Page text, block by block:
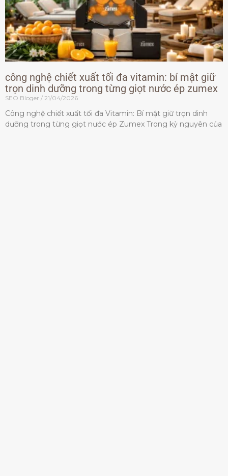
công nghệ chiết xuất tối đa vitamin: bí mật giữ
trọn dinh dưỡng trong từng giọt nước ép zumex
SEO Bloger 21/04/2026
Công nghệ chiết xuất tối đa Vitamin: Bí mật giữ trọn dinh
dưỡng trong từng giọt nước ép Zumex Trong kỷ nguyên của